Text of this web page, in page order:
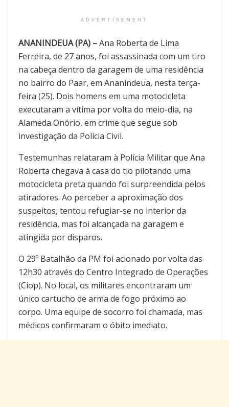
ADVERTISEMENT
ANANINDEUA (PA) –Ana Roberta de Lima
Ferreira, de 27 anos, foi assassinada com um tiro
na cabeça dentro da garagem de uma residência
no bairro do Paar, em Ananindeua, nesta terça-
feira (25). Dois homens em uma motocicleta
executaram a vítima por volta do meio-dia, na
Alameda Onório, em crime que segue sob
investigação da Polícia Civil.
Testemunhas relataram à Polícia Militar que Ana
Roberta chegava à casa do tio pilotando uma
motocicleta preta quando foi surpreendida pelos
atiradores. Ao perceber a aproximação dos
suspeitos, tentou refugiar-se no interior da
residência, mas foi alcançada na garagem e
atingida por disparos.
O 29º Batalhão da PM foi acionado por volta das
12h30 através do Centro Integrado de Operações
(Ciop). No local, os militares encontraram um
único cartucho de arma de fogo próximo ao
corpo. Uma equipe de socorro foi chamada, mas
médicos confirmaram o óbito imediato.